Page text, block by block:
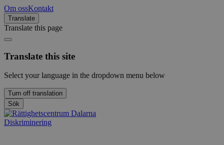
Om ossKontakt
Translate
Translate this page
Translate this site
Select your language in the dropdown menu below
Turn off translation
Sök
Diskriminering